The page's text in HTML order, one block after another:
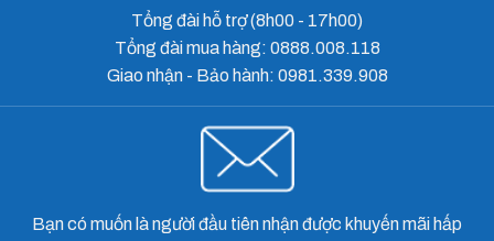
Tổng đài hỗ trợ (8h00 - 17h00)
Tổng đài mua hàng: 0888.008.118
Giao nhận - Bảo hành: 0981.339.908
Bạn có muốn là người đầu tiên nhận được khuyến mãi hấp